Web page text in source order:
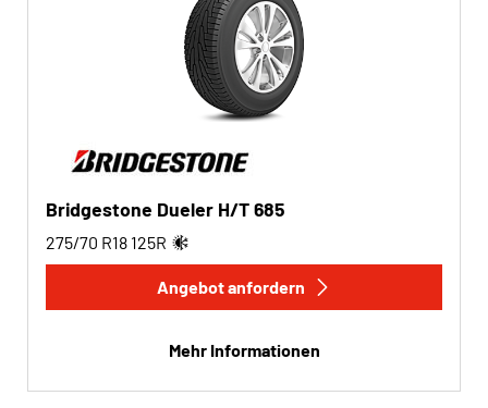
Bridgestone Dueler H/T 685
275/70 R18 125R
Angebot anfordern
Mehr Informationen